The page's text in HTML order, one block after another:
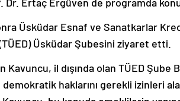
Üsküdar Şubesini ziyaret etti.
haklarını gerekli izinleri
bu konuda emeklilerin